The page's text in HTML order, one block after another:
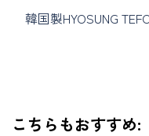
韓国製HYOSUNG
こちらもおすすめ: